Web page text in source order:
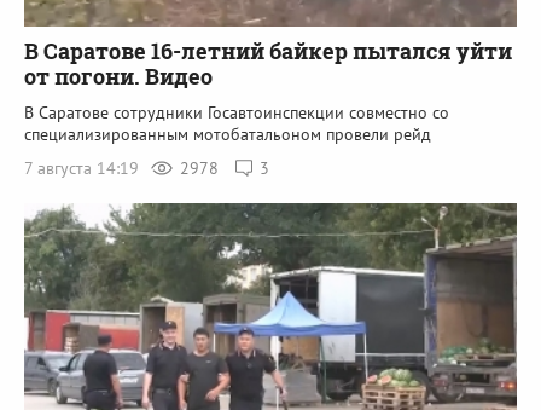
В Саратове 16-летний байкер пытался уйти
от погони. Видео
В Саратове сотрудники Госавтоинспекции совместно со
специализированным мотобатальоном провели рейд
7 августа 14:19
2978 3